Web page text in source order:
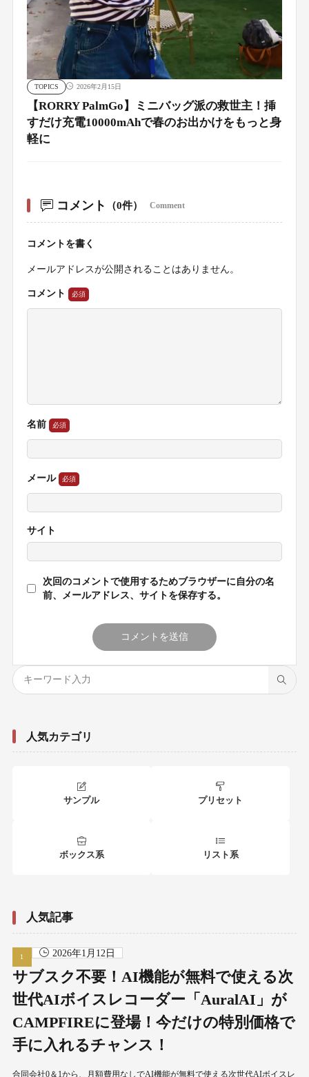
TOPICS 2026年2月15日
【RORRY PalmGo】ミニバッグ派の救世主！挿
すだけ充電10000mAhで春のお出かけをもっと身
軽に
コメント （0件） Comment
コメントを書く
メールアドレスが公開されることはありません。
コメント
名前
メール
サイト
次回のコメントで使用するためブラウザーに自分の名
前、メールアドレス、サイトを保存する。
人気カテゴリ
サンプル プリセット
ボックス系 リスト系
人気記事
2026年1月12日
サブスク不要！AI機能が無料で使える次
世代AIボイスレコーダー「AuralAI」が
CAMPFIREに登場！今だけの特別価格で
手に入れるチャンス！
合同会社0＆1から、月額費用なしでAI機能が無料で使える次世代AIボイスレ